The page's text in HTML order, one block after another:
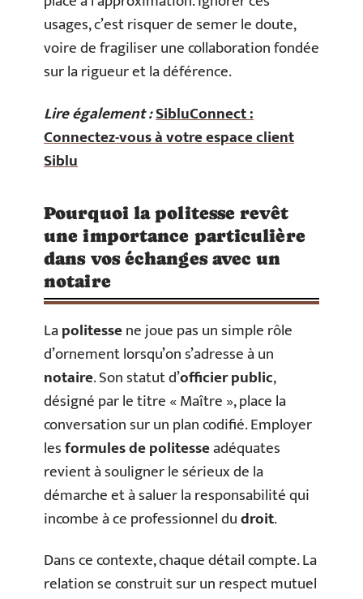
usages, c’est risquer de semer le doute,
voire de fragiliser une collaboration fondée
sur la rigueur et la déférence.
Lire également :SibluConnect :
Connectez-vous à votre espace client
Siblu
Pourquoi la politesse revêt
une importance particulière
dans vos échanges avec un
notaire
Lapolitessene joue pas un simple rôle
d’ornement lorsqu’on s’adresse à un
notaire. Son statut d’officier public,
désigné par le titre « Maître », place la
conversation sur un plan codifié. Employer
lesformules de politesseadéquates
revient à souligner le sérieux de la
démarche et à saluer la responsabilité qui
incombe à ce professionnel dudroit.
Dans ce contexte, chaque détail compte. La
relation se construit sur un respect mutuel